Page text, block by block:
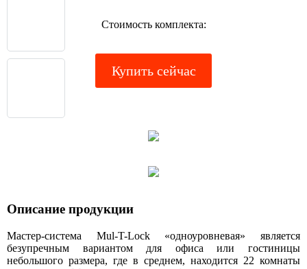
Стоимость комплекта:
Купить сейчас
Описание продукции
Мастер-система Mul-T-Lock «одноуровневая» является
безупречным вариантом для офиса или гостиницы
небольшого размера, где в среднем, находится 22 комнаты